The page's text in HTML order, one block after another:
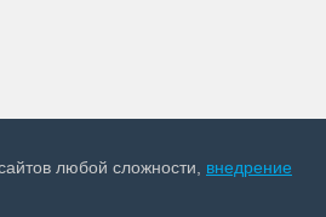
любой сложности, внедрение